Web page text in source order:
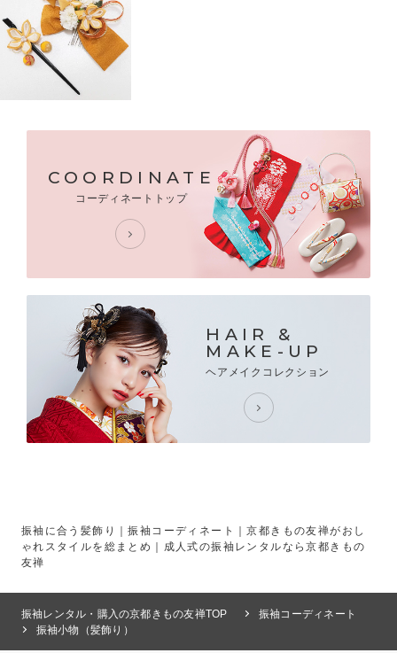
COORDINATE
コーディネートトップ
HAIR &
MAKE-UP
ヘアメイクコレクション
振袖に合う髪飾り｜振袖コーディネート｜京都きもの友禅がおし
ゃれスタイルを総まとめ｜成人式の振袖レンタルなら京都きもの
友禅
振袖レンタル・購入の京都きもの友禅TOP
振袖コーディネート
振袖小物（髪飾り）